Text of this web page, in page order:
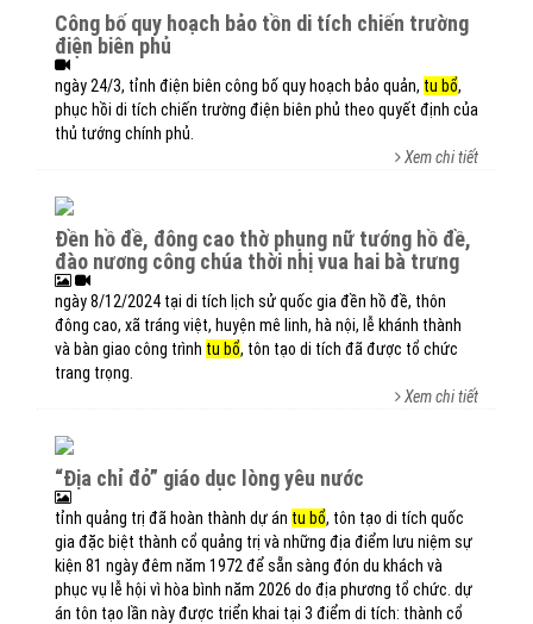
công bố quy hoạch bảo tồn di tích chiến trường
điện biên phủ
ngày 24/3, tỉnh điện biên công bố quy hoạch bảo quản, tu bổ,
phục hồi di tích chiến trường điện biên phủ theo quyết định của
thủ tướng chính phủ.
Xem chi tiết
đền hồ đề, đông cao thờ phụng nữ tướng hồ đề,
đào nương công chúa thời nhị vua hai bà trưng
ngày 8/12/2024 tại di tích lịch sử quốc gia đền hồ đề, thôn
đông cao, xã tráng việt, huyện mê linh, hà nội, lễ khánh thành
và bàn giao công trình tu bổ, tôn tạo di tích đã được tổ chức
trang trọng.
Xem chi tiết
“địa chỉ đỏ” giáo dục lòng yêu nước
tỉnh quảng trị đã hoàn thành dự án tu bổ, tôn tạo di tích quốc
gia đặc biệt thành cổ quảng trị và những địa điểm lưu niệm sự
kiện 81 ngày đêm năm 1972 để sẵn sàng đón du khách và
phục vụ lễ hội vì hòa bình năm 2026 do địa phương tổ chức. dự
án tôn tạo lần này được triển khai tại 3 điểm di tích: thành cổ